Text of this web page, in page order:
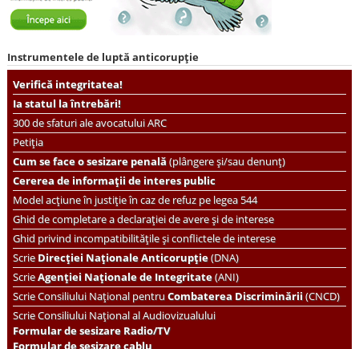
Instrumentele de luptă anticorupție
Verifică integritatea!
Ia statul la întrebări!
300 de sfaturi ale avocatului ARC
Petiția
Cum se face o sesizare penală(plângere și/sau denunț)
Cererea de informații de interes public
Model acțiune în justiție în caz de refuz pe legea 544
Ghid de completare a declarației de avere și de interese
Ghid privind incompatibilitățile și conflictele de interese
ScrieDirecției Naționale Anticorupție(DNA)
ScrieAgenției Naționale de Integritate(ANI)
ScrieConsiliului Național pentruCombaterea Discriminării(CNCD)
Scrie Consiliului Național al Audiovizualului
Formular de sesizare Radio/TV
Formular de sesizare cablu